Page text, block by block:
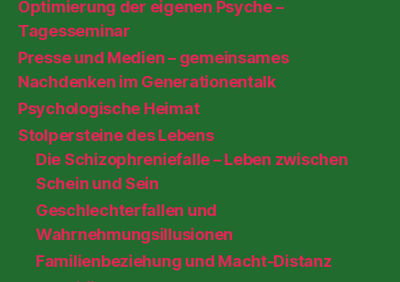
Optimierung der eigenen Psyche –
Tagesseminar
Presse und Medien – gemeinsames
Nachdenken im Generationentalk
Psychologische Heimat
Stolpersteine des Lebens
Die Schizophreniefalle – Leben zwischen
Schein und Sein
Geschlechterfallen und
Wahrnehmungsillusionen
Familienbeziehung und Macht-Distanz